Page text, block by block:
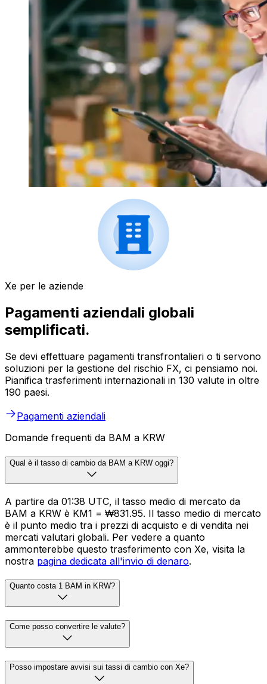
Xe per le aziende
Pagamenti aziendali globali
semplificati.
Se devi effettuare pagamenti transfrontalieri o ti servono
soluzioni per la gestione del rischio FX, ci pensiamo noi.
Pianifica trasferimenti internazionali in 130 valute in oltre
190 paesi.
Pagamenti aziendali
Domande frequenti da BAM a KRW
Qual è il tasso di cambio da BAM a KRW oggi?
A partire da 01:38 UTC, il tasso medio di mercato da
BAM a KRW è KM1 = ₩831.95. Il tasso medio di mercato
è il punto medio tra i prezzi di acquisto e di vendita nei
mercati valutari globali. Per vedere a quanto
ammonterebbe questo trasferimento con Xe, visita la
nostra pagina dedicata all'invio di denaro.
Quanto costa 1 BAM in KRW?
Come posso convertire le valute?
Posso impostare avvisi sui tassi di cambio con Xe?